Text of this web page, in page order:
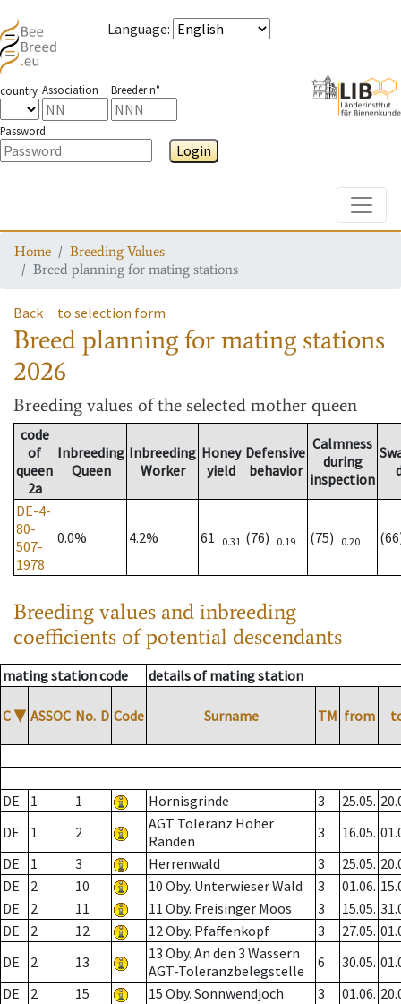
Language:
country Association Breeder n°
Password
Login
Home
Breeding Values
Breed planning for mating stations
Back to selection form
Breed planning for mating stations
2026
Breeding values of the selected mother queen
code
of
queen
2a
Inbreeding
Queen
Inbreeding
Worker
Honey
yield
Defensive
behavior
Calmness
during
inspection
DE-4-
80-
507-
1978
0.0% 4.2% 61 0.31 (76) 0.19 (75) 0.20
Breeding values and inbreeding
coefficients of potential descendants
mating station code details of mating station
C ▼ ASSOC No. D Code Surname TM from
DE 1 1 Hornisgrinde 3 25.05.
DE
1 2
AGT Toleranz Hoher
Randen
3 16.05.
DE
1 3 Herrenwald 3 25.05.
DE
2 10 10 Oby. Unterwieser Wald 3 01.06.
DE
2 11 11 Oby. Freisinger Moos 3 15.05.
DE
2 12 12 Oby. Pfaffenkopf 3 27.05.
DE
2 13
13 Oby. An den 3 Wassern
AGT-Toleranzbelegstelle
6 30.05.
DE
2 15 15 Oby. Sonnwendjoch 3 01.06.